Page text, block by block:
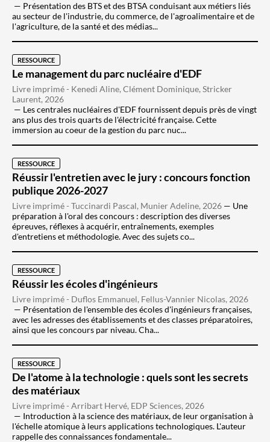
Présentation des BTS et des BTSA conduisant aux métiers liés
au secteur de l'industrie, du commerce, de l'agroalimentaire et de
l'agriculture, de la santé et des médias...
RESSOURCE
Le management du parc nucléaire d'EDF
Livre imprimé - Kenedi Aline, Clément Dominique, Stricker
Laurent, 2026
Les centrales nucléaires d'EDF fournissent depuis près de vingt
ans plus des trois quarts de l'électricité française. Cette
immersion au coeur de la gestion du parc nuc...
RESSOURCE
Réussir l'entretien avec le jury : concours fonction
publique 2026-2027
Livre imprimé - Tuccinardi Pascal, Munier Adeline, 2026
Une
préparation à l'oral des concours : description des diverses
épreuves, réflexes à acquérir, entraînements, exemples
d'entretiens et méthodologie. Avec des sujets co...
RESSOURCE
Réussir les écoles d'ingénieurs
Livre imprimé - Duflos Emmanuel, Fellus-Vannier Nicolas, 2026
Présentation de l'ensemble des écoles d'ingénieurs françaises,
avec les adresses des établissements et des classes préparatoires,
ainsi que les concours par niveau. Cha...
RESSOURCE
De l'atome à la technologie : quels sont les secrets
des matériaux
Livre imprimé - Arribart Hervé, EDP Sciences, 2026
Introduction à la science des matériaux, de leur organisation à
l'échelle atomique à leurs applications technologiques. L'auteur
rappelle des connaissances fondamentale...